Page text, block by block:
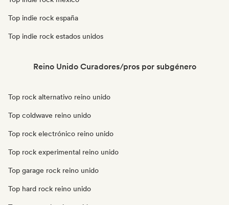
Top indie rock españa
Top indie rock estados unidos
Reino Unido Curadores/pros por subgénero
Top rock alternativo reino unido
Top coldwave reino unido
Top rock electrónico reino unido
Top rock experimental reino unido
Top garage rock reino unido
Top hard rock reino unido